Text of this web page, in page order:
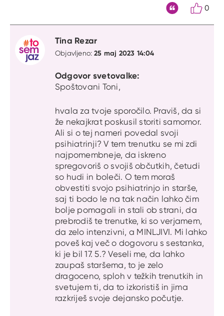
0
Tina Rezar
Objavljeno:25 maj 2023 14:04
Odgovor svetovalke:
Spoštovani Toni,
hvala za tvoje sporočilo. Praviš, da si
že nekajkrat poskusil storiti samomor.
Ali si o tej nameri povedal svoji
psihiatrinji? V tem trenutku se mi zdi
najpomembneje, da iskreno
spregovoriš o svojiš občutkih, četudi
so hudi in boleči. O tem moraš
obvestiti svojo psihiatrinjo in starše,
saj ti bodo le na tak način lahko čim
bolje pomagali in stali ob strani, da
prebrodiš te trenutke, ki so verjamem,
da zelo intenzivni, a MINLJIVI. Mi lahko
poveš kaj več o dogovoru s sestanka,
ki je bil 17. 5.? Veseli me, da lahko
zaupaš staršema, to je zelo
dragoceno, sploh v težkih trenutkih in
svetujem ti, da to izkoristiš in jima
razkriješ svoje dejansko počutje.